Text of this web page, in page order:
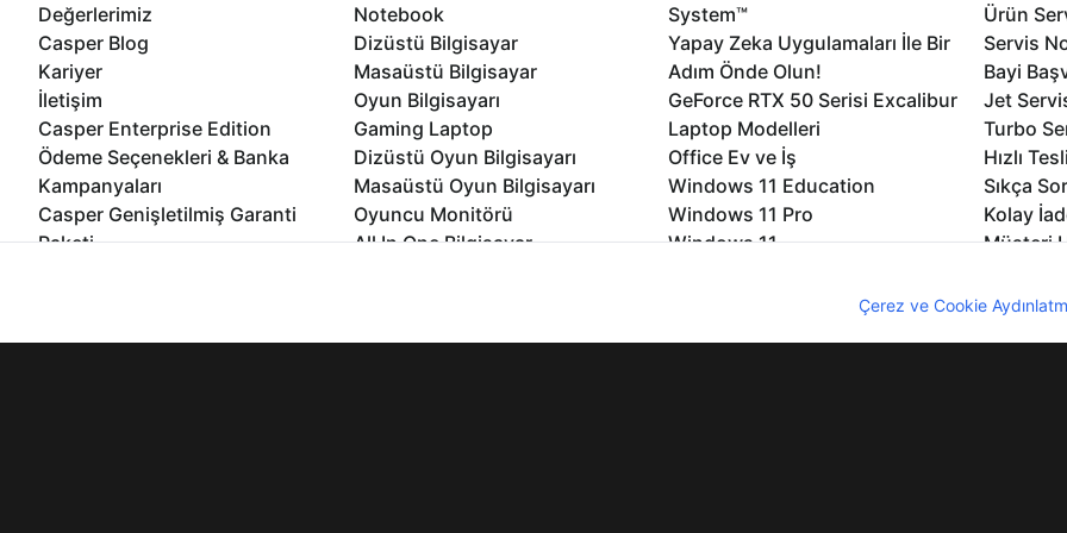
Değerlerimiz
Casper Blog
Kariyer
İletişim
Casper Enterprise Edition
Ödeme Seçenekleri & Banka
Kampanyaları
Casper Genişletilmiş Garanti
Paketi
Notebook
Dizüstü Bilgisayar
Masaüstü Bilgisayar
Oyun Bilgisayarı
Gaming Laptop
Dizüstü Oyun Bilgisayarı
Masaüstü Oyun Bilgisayarı
Oyuncu Monitörü
All In One Bilgisayar
System™
Yapay Zeka Uygulamaları İle Bir
Adım Önde Olun!
GeForce RTX 50 Serisi Excalibur
Laptop Modelleri
Office Ev ve İş
Windows 11 Education
Windows 11 Pro
Windows 11
Excalibur Duvar Kağıtları
Ürün
Servis
Bayi
Jet
Turbo
Hızlı
Sıkça
Kolay
Müşteri
Logo ve
Çerez ve Cookie